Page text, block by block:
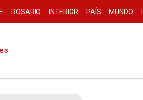
ROSARIO INTERIOR PAÍS MUNDO